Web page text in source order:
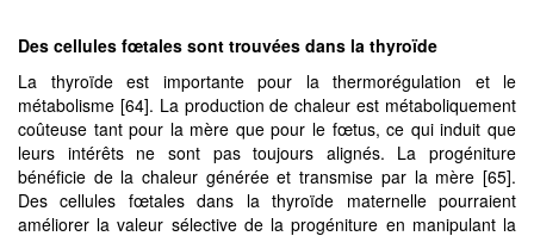
Des cellules fœtales sont trouvées dans la thyroïde
La thyroïde est importante pour la thermorégulation et le
métabolisme [64]. La production de chaleur est métaboliquement
coûteuse tant pour la mère que pour le fœtus, ce qui induit que
leurs intérêts ne sont pas toujours alignés. La progéniture
bénéficie de la chaleur générée et transmise par la mère [65].
Des cellules fœtales dans la thyroïde maternelle pourraient
améliorer la valeur sélective de la progéniture en manipulant la